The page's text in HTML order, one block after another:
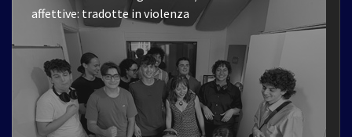
affettive: tradotte in violenza